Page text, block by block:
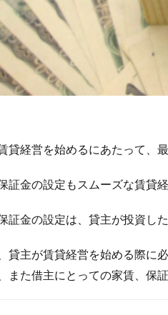
貸経営を始めるにあたって、
証金の設定もスムーズな賃貸
証金の設定は、貸主が投資し
貸主が賃貸経営を始める際に
また借主にとっての家賃、保